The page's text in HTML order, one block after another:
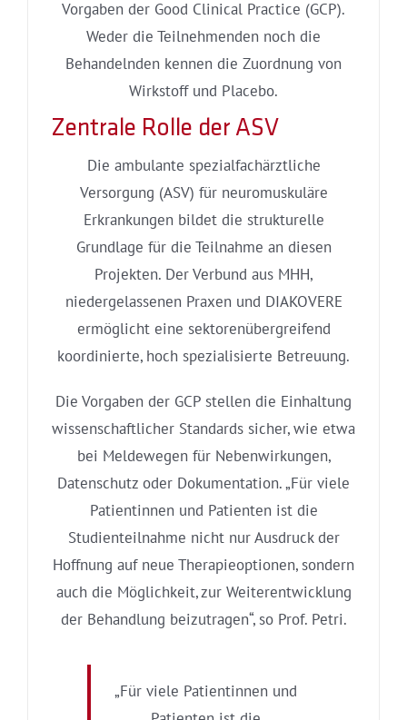
Vorgaben der Good Clinical Practice (GCP).
Weder die Teilnehmenden noch die
Behandelnden kennen die Zuordnung von
Wirkstoff und Placebo.
Zentrale Rolle der ASV
Die ambulante spezialfachärztliche
Versorgung (ASV) für neuromuskuläre
Erkrankungen bildet die strukturelle
Grundlage für die Teilnahme an diesen
Projekten. Der Verbund aus MHH,
niedergelassenen Praxen und DIAKOVERE
ermöglicht eine sektorenübergreifend
koordinierte, hoch spezialisierte Betreuung.
Die Vorgaben der GCP stellen die Einhaltung
wissenschaftlicher Standards sicher, wie etwa
bei Meldewegen für Nebenwirkungen,
Datenschutz oder Dokumentation. „Für viele
Patientinnen und Patienten ist die
Studienteilnahme nicht nur Ausdruck der
Hoffnung auf neue Therapieoptionen, sondern
auch die Möglichkeit, zur Weiterentwicklung
der Behandlung beizutragen“, so Prof. Petri.
„Für viele Patientinnen und